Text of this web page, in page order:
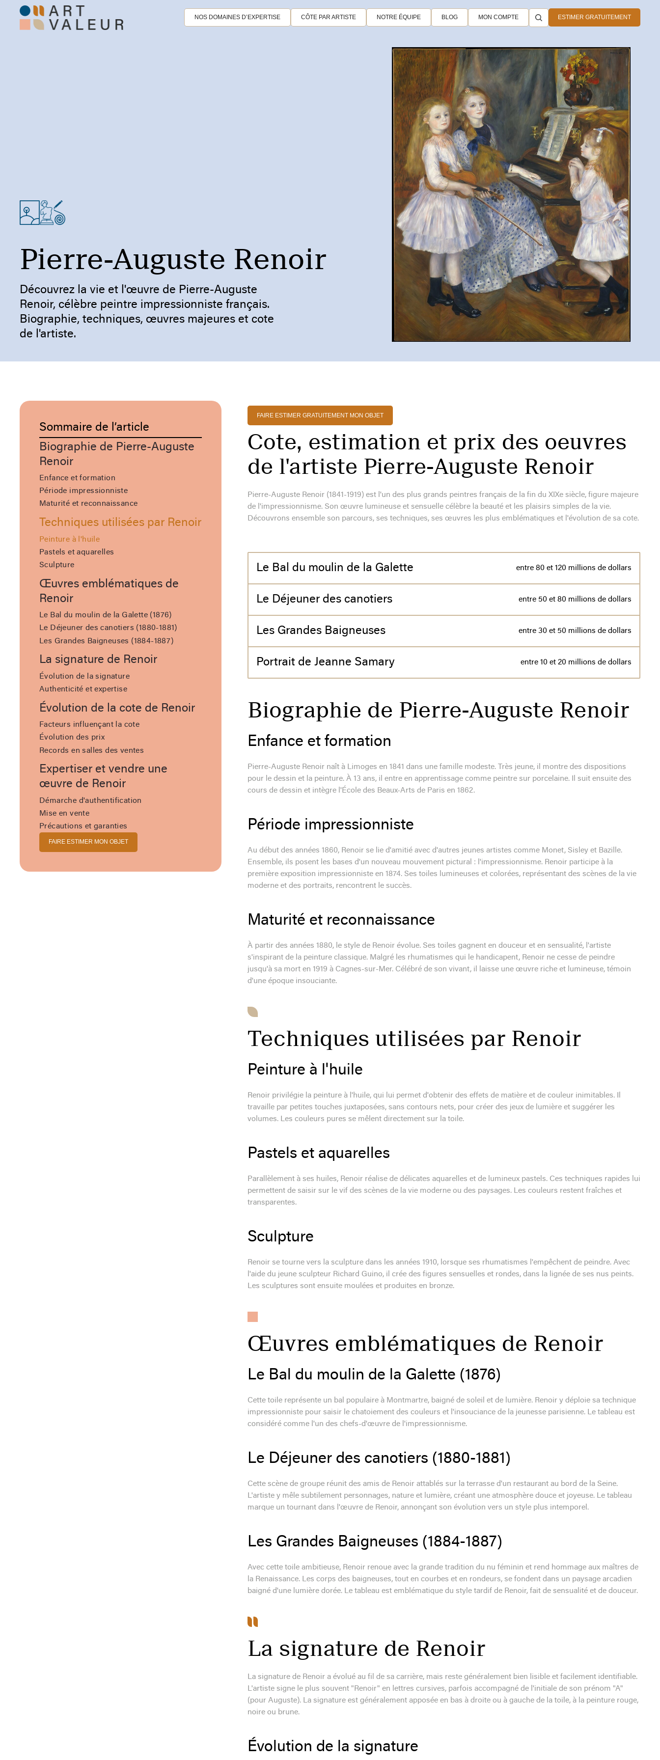
NOS DOMAINES D’EXPERTISE CÔTE PAR ARTISTE NOTRE ÉQUIPE BLOG MON COMPTE ESTIMER GRATUITEMENT
Pierre-Auguste Renoir
Découvrez la vie et l'œuvre de Pierre-Auguste
Renoir, célèbre peintre impressionniste français.
Biographie, techniques, œuvres majeures et cote
de l'artiste.
Sommaire de l’article
Biographie de Pierre-Auguste
Renoir
Enfance et formation
Période impressionniste
Maturité et reconnaissance
Techniques utilisées par Renoir
Peinture à l'huile
Pastels et aquarelles
Sculpture
Œuvres emblématiques de
Renoir
Le Bal du moulin de la Galette (1876)
Le Déjeuner des canotiers (1880-1881)
Les Grandes Baigneuses (1884-1887)
La signature de Renoir
Évolution de la signature
Authenticité et expertise
Évolution de la cote de Renoir
Facteurs influençant la cote
Évolution des prix
Records en salles des ventes
Expertiser et vendre une
œuvre de Renoir
Démarche d'authentification
Mise en vente
Précautions et garanties
FAIRE ESTIMER MON OBJET
FAIRE ESTIMER GRATUITEMENT MON OBJET
Cote, estimation et prix des oeuvres
de l'artiste Pierre-Auguste Renoir
Pierre-Auguste Renoir (1841-1919) est l'un des plus grands peintres français de la fin du XIXe siècle, figure majeure
de l'impressionnisme. Son œuvre lumineuse et sensuelle célèbre la beauté et les plaisirs simples de la vie.
Découvrons ensemble son parcours, ses techniques, ses œuvres les plus emblématiques et l'évolution de sa cote.
Le Bal du moulin de la Galette entre 80 et 120 millions de dollars
Le Déjeuner des canotiers entre 50 et 80 millions de dollars
Les Grandes Baigneuses entre 30 et 50 millions de dollars
Portrait de Jeanne Samary entre 10 et 20 millions de dollars
Biographie de Pierre-Auguste Renoir
Enfance et formation
Pierre-Auguste Renoir naît à Limoges en 1841 dans une famille modeste. Très jeune, il montre des dispositions
pour le dessin et la peinture. À 13 ans, il entre en apprentissage comme peintre sur porcelaine. Il suit ensuite des
cours de dessin et intègre l'École des Beaux-Arts de Paris en 1862.
Période impressionniste
Au début des années 1860, Renoir se lie d'amitié avec d'autres jeunes artistes comme Monet, Sisley et Bazille.
Ensemble, ils posent les bases d'un nouveau mouvement pictural : l'impressionnisme. Renoir participe à la
première exposition impressionniste en 1874. Ses toiles lumineuses et colorées, représentant des scènes de la vie
moderne et des portraits, rencontrent le succès.
Maturité et reconnaissance
À partir des années 1880, le style de Renoir évolue. Ses toiles gagnent en douceur et en sensualité, l'artiste
s'inspirant de la peinture classique. Malgré les rhumatismes qui le handicapent, Renoir ne cesse de peindre
jusqu'à sa mort en 1919 à Cagnes-sur-Mer. Célébré de son vivant, il laisse une œuvre riche et lumineuse, témoin
d'une époque insouciante.
Techniques utilisées par Renoir
Peinture à l'huile
Renoir privilégie la peinture à l'huile, qui lui permet d'obtenir des effets de matière et de couleur inimitables. Il
travaille par petites touches juxtaposées, sans contours nets, pour créer des jeux de lumière et suggérer les
volumes. Les couleurs pures se mêlent directement sur la toile.
Pastels et aquarelles
Parallèlement à ses huiles, Renoir réalise de délicates aquarelles et de lumineux pastels. Ces techniques rapides lui
permettent de saisir sur le vif des scènes de la vie moderne ou des paysages. Les couleurs restent fraîches et
transparentes.
Sculpture
Renoir se tourne vers la sculpture dans les années 1910, lorsque ses rhumatismes l'empêchent de peindre. Avec
l'aide du jeune sculpteur Richard Guino, il crée des figures sensuelles et rondes, dans la lignée de ses nus peints.
Les sculptures sont ensuite moulées et produites en bronze.
Œuvres emblématiques de Renoir
Le Bal du moulin de la Galette (1876)
Cette toile représente un bal populaire à Montmartre, baigné de soleil et de lumière. Renoir y déploie sa technique
impressionniste pour saisir le chatoiement des couleurs et l'insouciance de la jeunesse parisienne. Le tableau est
considéré comme l'un des chefs-d'œuvre de l'impressionnisme.
Le Déjeuner des canotiers (1880-1881)
Cette scène de groupe réunit des amis de Renoir attablés sur la terrasse d'un restaurant au bord de la Seine.
L'artiste y mêle subtilement personnages, nature et lumière, créant une atmosphère douce et joyeuse. Le tableau
marque un tournant dans l'œuvre de Renoir, annonçant son évolution vers un style plus intemporel.
Les Grandes Baigneuses (1884-1887)
Avec cette toile ambitieuse, Renoir renoue avec la grande tradition du nu féminin et rend hommage aux maîtres de
la Renaissance. Les corps des baigneuses, tout en courbes et en rondeurs, se fondent dans un paysage arcadien
baigné d'une lumière dorée. Le tableau est emblématique du style tardif de Renoir, fait de sensualité et de douceur.
La signature de Renoir
La signature de Renoir a évolué au fil de sa carrière, mais reste généralement bien lisible et facilement identifiable.
L'artiste signe le plus souvent "Renoir" en lettres cursives, parfois accompagné de l'initiale de son prénom "A"
(pour Auguste). La signature est généralement apposée en bas à droite ou à gauche de la toile, à la peinture rouge,
noire ou brune.
Évolution de la signature